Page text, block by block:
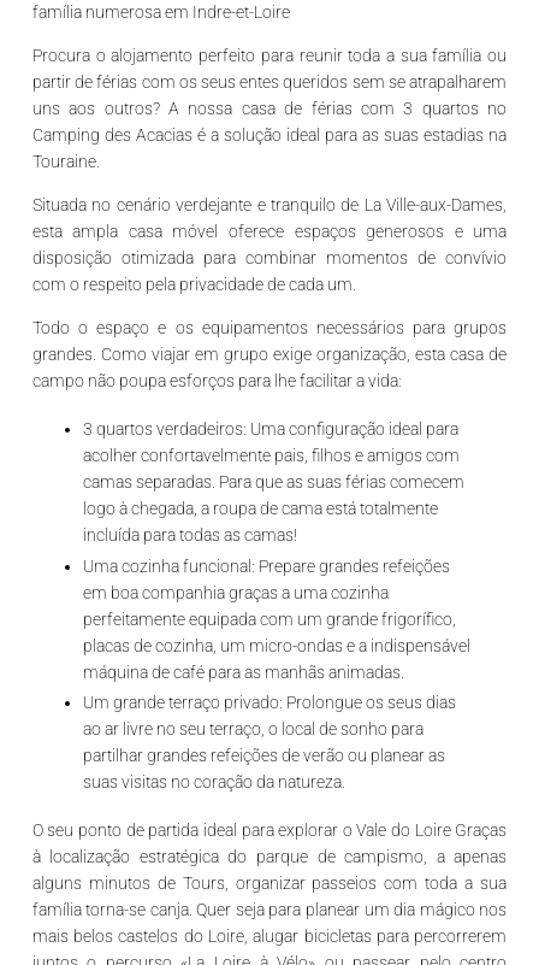
família numerosa em Indre-et-Loire
Procura o alojamento perfeito para reunir toda a sua família ou
partir de férias com os seus entes queridos sem se atrapalharem
uns aos outros? A nossa casa de férias com 3 quartosno
Camping des Acaciasé a solução ideal para as suas estadias na
Touraine.
Situada no cenário verdejante e tranquilo de La Ville-aux-Dames,
esta ampla casa móvel oferece espaços generosos e uma
disposição otimizada para combinar momentos de convívio
com o respeito pela privacidade de cada um.
Todo o espaço e os equipamentos necessários para grupos
grandes. Como viajar em grupo exige organização, esta casa de
campo não poupa esforços para lhe facilitar a vida:
3 quartos verdadeiros: Uma configuração ideal para
acolher confortavelmente pais, filhos e amigos com
camas separadas. Para que as suas férias comecem
logo à chegada,a roupa de cama está totalmente
incluída para todas as camas!
Uma cozinha funcional: Prepare grandes refeições
em boa companhia graças a uma cozinha
perfeitamente equipada com um grande frigorífico,
placas de cozinha, um micro-ondas e a indispensável
máquina de café para as manhãs animadas.
Um grande terraço privado: Prolongue os seus dias
ao ar livre no seu terraço, o local de sonho para
partilhar grandes refeições de verão ou planear as
suas visitas no coração da natureza.
O seu ponto de partida ideal para explorar o Vale do LoireGraças
à localização estratégica do parque de campismo, a apenas
alguns minutos de Tours, organizar passeios com toda a sua
família torna-se canja. Quer seja para planear um dia mágico nos
mais beloscastelos do Loire , alugar bicicletas para percorrerem